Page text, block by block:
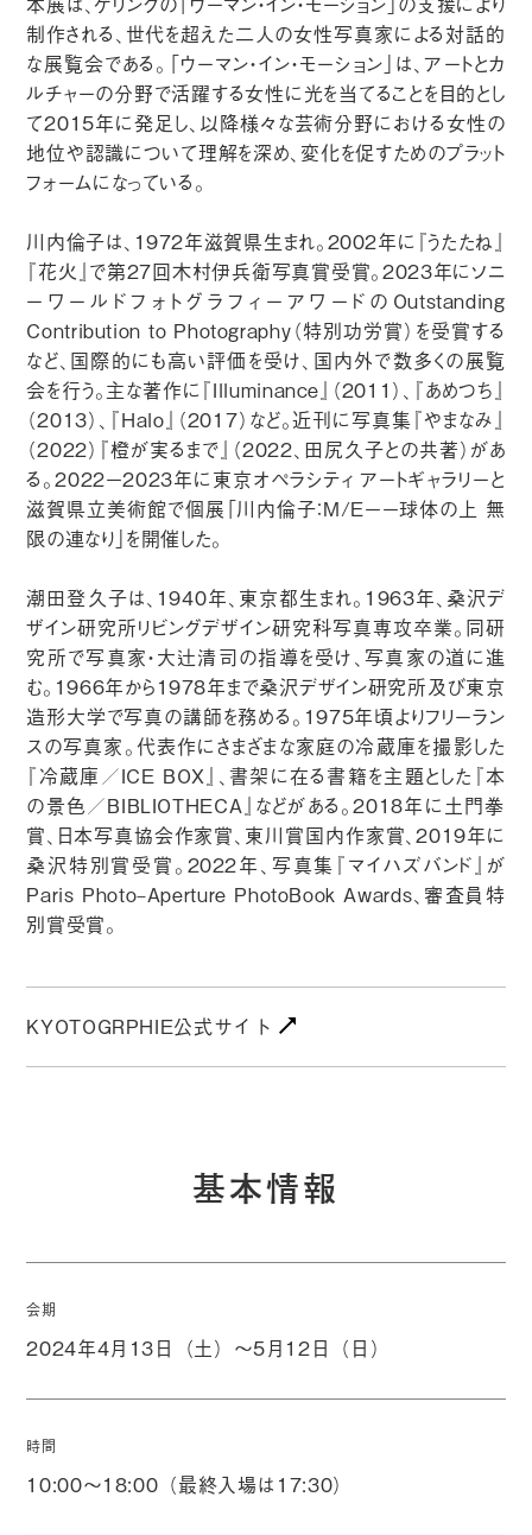
制作される、世代を超えた二人の女性写真家による対話的
な展覧会である。「ウーマン・イン・モーション」は、アートとカ
ルチャーの分野で活躍する女性に光を当てることを目的とし
て2015年に発足し、以降様々な芸術分野における女性の
地位や認識について理解を深め、変化を促すためのプラット
フォームになっている。
川内倫子は、1972年滋賀県生まれ。2002年に『うたたね』
『花火』で第27回木村伊兵衛写真賞受賞。2023年にソニ
ーワールドフォトグラフィーアワードのOutstanding
Contribution to Photography（特別功労賞）を受賞する
など、国際的にも高い評価を受け、国内外で数多くの展覧
会を行う。主な著作に『Illuminance』（2011）、『あめつち』
（2013）、『Halo』（2017）など。近刊に写真集『やまなみ』
（2022）『橙が実るまで』（2022、田尻久子との共著）があ
る。2022－2023年に東京オペラシティ アートギャラリーと
滋賀県立美術館で個展「川内倫子：M/E－－球体の上 無
限の連なり」を開催した。
潮田登久子は、1940年、東京都生まれ。1963年、桑沢デ
ザイン研究所リビングデザイン研究科写真専攻卒業。同研
究所で写真家・大辻清司の指導を受け、写真家の道に進
む。1966年から1978年まで桑沢デザイン研究所及び東京
造形大学で写真の講師を務める。1975年頃よりフリーラン
スの写真家。代表作にさまざまな家庭の冷蔵庫を撮影した
『冷蔵庫／ICE BOX』、書架に在る書籍を主題とした『本
の景色／BIBLIOTHECA』などがある。2018年に土門拳
賞、日本写真協会作家賞、東川賞国内作家賞、2019年に
桑沢特別賞受賞。2022年、写真集『マイハズバンド』が
Paris Photo–Aperture PhotoBook Awards、審査員特
別賞受賞。
KYOTOGRPHIE公式サイト
基本情報
会期
2024年4月13日（土）～5月12日（日）
時間
10:00～18:00（最終入場は17:30）